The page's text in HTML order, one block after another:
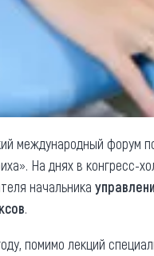
международный форум
На днях в конгресс-
начальника
.
помимо лекций